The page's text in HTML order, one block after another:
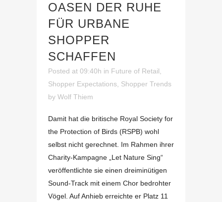
OASEN DER RUHE
FÜR URBANE
SHOPPER
SCHAFFEN
Posted at 09:40h in Future of Retail,
Shopper Expectations, Shopper Trends
by Wolf Thiem
Damit hat die britische Royal Society for
the Protection of Birds (RSPB) wohl
selbst nicht gerechnet. Im Rahmen ihrer
Charity-Kampagne „Let Nature Sing“
veröffentlichte sie einen dreiminütigen
Sound-Track mit einem Chor bedrohter
Vögel. Auf Anhieb erreichte er Platz 11